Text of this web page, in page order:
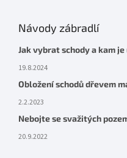
Návody zábradlí
Jak vybrat schody a kam
19.8.2024
Obložení schodů dřevem
2.2.2023
Nebojte se svažitých
20.9.2022